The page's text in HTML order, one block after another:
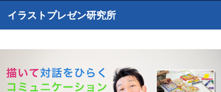
イラストプレゼン研究所